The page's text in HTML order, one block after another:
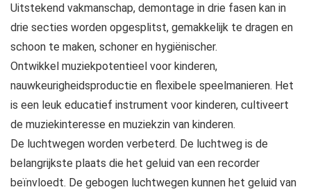
Uitstekend vakmanschap, demontage in drie fasen kan in
drie secties worden opgesplitst, gemakkelijk te dragen en
schoon te maken, schoner en hygiënischer.
Ontwikkel muziekpotentieel voor kinderen,
nauwkeurigheidsproductie en flexibele speelmanieren. Het
is een leuk educatief instrument voor kinderen, cultiveert
de muziekinteresse en muziekzin van kinderen.
De luchtwegen worden verbeterd. De luchtweg is de
belangrijkste plaats die het geluid van een recorder
beïnvloedt. De gebogen luchtwegen kunnen het geluid van